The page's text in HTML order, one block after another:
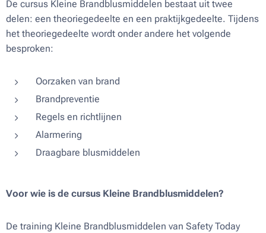
De cursus Kleine Brandblusmiddelen bestaat uit twee
delen: een theoriegedeelte en een praktijkgedeelte. Tijdens
het theoriegedeelte wordt onder andere het volgende
besproken:
Oorzaken van brand
Brandpreventie
Regels en richtlijnen
Alarmering
Draagbare blusmiddelen
Voor wie is de cursus Kleine Brandblusmiddelen?
De training Kleine Brandblusmiddelen van Safety Today